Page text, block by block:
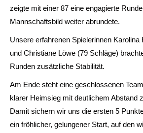
zeigte mit einer 87 eine engagierte
Mannschaftsbild weiter abrundete.
Unsere erfahrenen Spielerinnen Karolina
und Christiane Löwe (79 Schläge)
Runden zusätzliche Stabilität.
Am Ende steht eine geschlossenen
klarer Heimsieg mit deutlichem Abstand
Damit sichern wir uns die ersten 5
ein fröhlicher, gelungener Start, auf den